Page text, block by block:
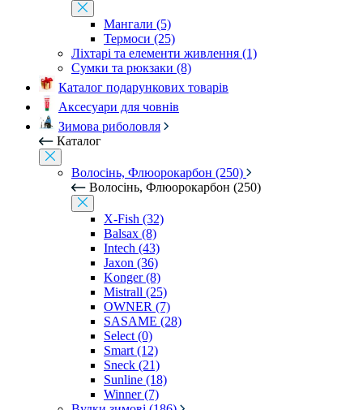
Мангали (5)
Термоси (25)
Ліхтарі та елементи живлення (1)
Сумки та рюкзаки (8)
Каталог подарункових товарів
Аксесуари для човнів
Зимова риболовля
Каталог
Волосінь, Флюорокарбон (250)
Волосінь, Флюорокарбон (250)
X-Fish (32)
Balsax (8)
Intech (43)
Jaxon (36)
Konger (8)
Mistrall (25)
OWNER (7)
SASAME (28)
Select (0)
Smart (12)
Sneck (21)
Sunline (18)
Winner (7)